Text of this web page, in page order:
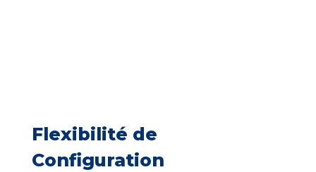
Flexibilité de
Configuration